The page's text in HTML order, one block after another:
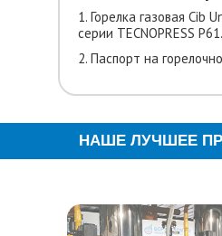
1. Горелка газовая Cib
серии TECNOPRESS P61.
2. Паспорт на
НАШЕ ЛУЧШЕЕ